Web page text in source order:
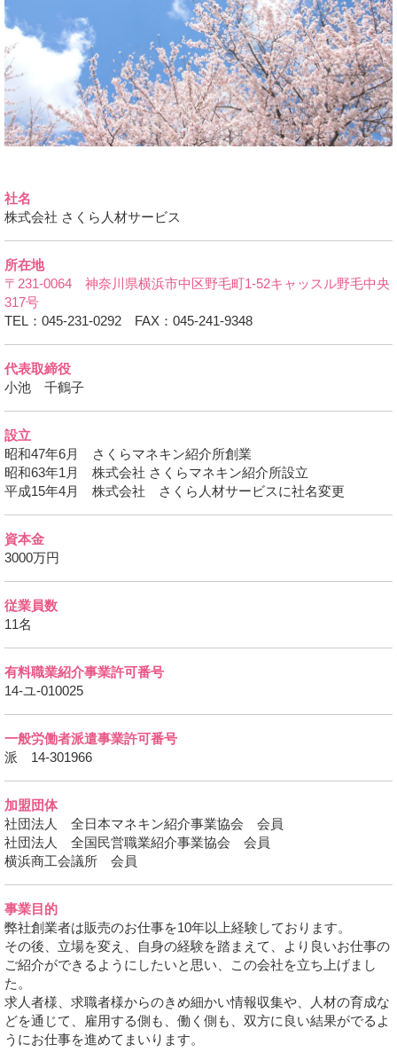
社名
株式会社 さくら人材サービス
所在地
〒231-0064 神奈川県横浜市中区野毛町1-52キャッスル野毛中央
317号
TEL：045-231-0292 FAX：045-241-9348
代表取締役
小池 千鶴子
設立
昭和47年6月 さくらマネキン紹介所創業
昭和63年1月 株式会社 さくらマネキン紹介所設立
平成15年4月 株式会社 さくら人材サービスに社名変更
資本金
3000万円
従業員数
11名
有料職業紹介事業許可番号
14-ユ-010025
一般労働者派遣事業許可番号
派 14-301966
加盟団体
社団法人 全日本マネキン紹介事業協会 会員
社団法人 全国民営職業紹介事業協会 会員
横浜商工会議所 会員
事業目的
弊社創業者は販売のお仕事を10年以上経験しております。
その後、立場を変え、自身の経験を踏まえて、より良いお仕事の
ご紹介ができるようにしたいと思い、この会社を立ち上げまし
た。
求人者様、求職者様からのきめ細かい情報収集や、人材の育成な
どを通じて、雇用する側も、働く側も、双方に良い結果がでるよ
うにお仕事を進めてまいります。